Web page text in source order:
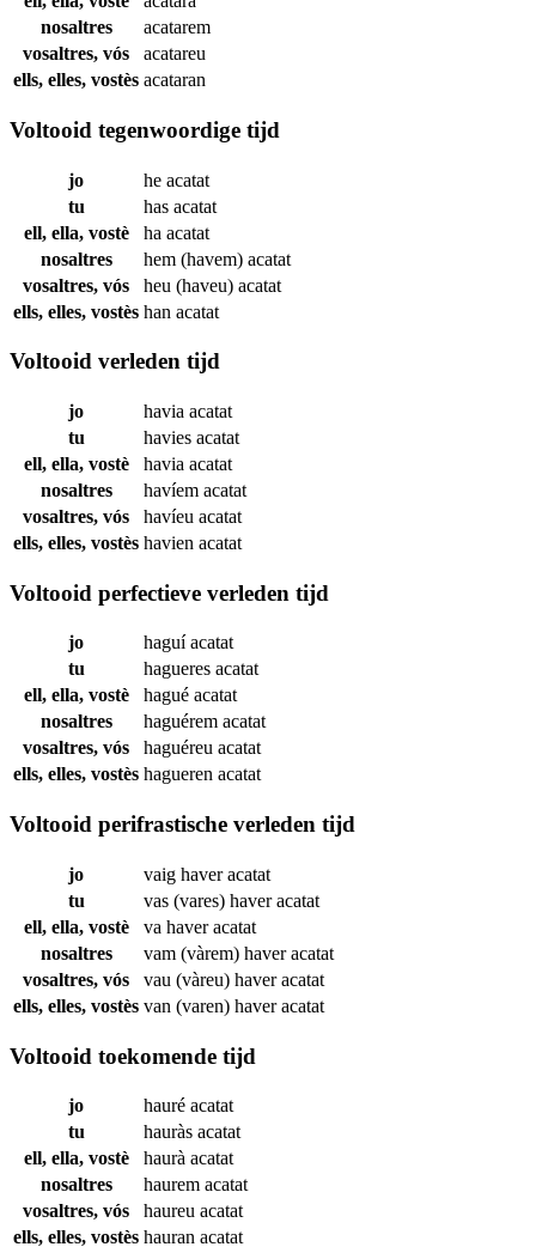
nosaltres
acatarem
vosaltres, vós
acatareu
ells, elles, vostès acataran
Voltooid tegenwoordige tijd
jo he acatat
tu
has acatat
ell, ella, vostè
ha acatat
nosaltres
hem (havem) acatat
vosaltres, vós
heu (haveu) acatat
ells, elles, vostès han acatat
Voltooid verleden tijd
jo havia acatat
tu
havies acatat
ell, ella, vostè
havia acatat
nosaltres
havíem acatat
vosaltres, vós
havíeu acatat
ells, elles, vostès havien acatat
Voltooid perfectieve verleden tijd
jo haguíacatat
tu
hagueres acatat
ell, ella, vostè
hagué acatat
nosaltres
haguérem acatat
vosaltres, vós
haguéreu acatat
ells, elles, vostès hagueren acatat
Voltooid perifrastische verleden tijd
jo vaig haveracatat
tu
vas (vares) haveracatat
ell, ella, vostè
va haveracatat
nosaltres
vam (vàrem) haveracatat
vosaltres, vós
vau (vàreu) haveracatat
ells, elles, vostès van (varen) haveracatat
Voltooid toekomende tijd
jo hauré acatat
tu
hauràs acatat
ell, ella, vostè
haurà acatat
nosaltres
haurem acatat
vosaltres, vós
haureu acatat
ells, elles, vostès hauran acatat